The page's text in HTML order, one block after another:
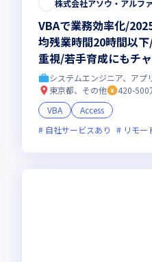
株式会社アソウ・アルファ
VBAで業務効率化/
均残業時間20時間以
重視/若手育成にもチ
システムエンジニア、アプ
東京都、その他
420-500
VBA
Access
自社サービスあり
リモー